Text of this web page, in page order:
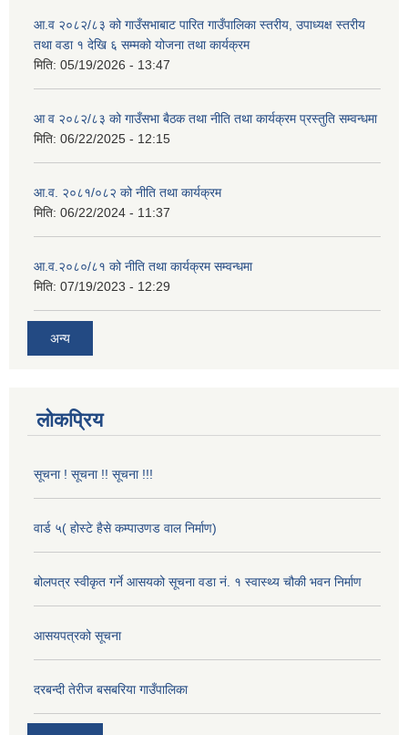
आ.व २०८२/८३ को गाउँसभाबाट पारित गाउँपालिका स्तरीय, उपाध्यक्ष स्तरीय
तथा वडा १ देखि ६ सम्मको योजना तथा कार्यक्रम
मिति: 05/19/2026 - 13:47
आ व २०८२/८३ को गाउँसभा बैठक तथा नीति तथा कार्यक्रम प्रस्तुति सम्वन्धमा
मिति: 06/22/2025 - 12:15
आ.व. २०८१/०८२ को नीति तथा कार्यक्रम
मिति: 06/22/2024 - 11:37
आ.व.२०८०/८१ को नीति तथा कार्यक्रम सम्वन्धमा
मिति: 07/19/2023 - 12:29
अन्य
लोकप्रिय
सूचना ! सूचना !! सूचना !!!
वार्ड ५( होस्टे हैसे कम्पाउणड वाल निर्माण)
बोलपत्र स्वीकृत गर्ने आसयको सूचना वडा नं. १ स्वास्थ्य चौकी भवन निर्माण
आसयपत्रको सूचना
दरबन्दी तेरीज बसबरिया गाउँपालिका